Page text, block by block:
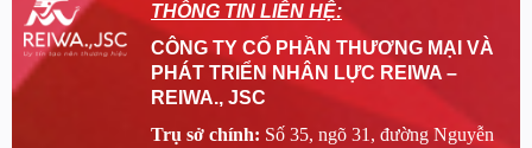
THÔNG TIN LIÊN HỆ:
CÔNG TY CỔ PHẦN THƯƠNG MẠI VÀ
PHÁT TRIỂN NHÂN LỰC REIWA –
REIWA., JSC
Trụ sở chính: Số 35, ngõ 31, đường Nguyễn